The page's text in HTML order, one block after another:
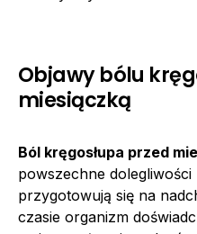
Objawy bólu
miesiączką
Ból kręgosłupa przed
powszechne
przygotowują się na
czasie organizm